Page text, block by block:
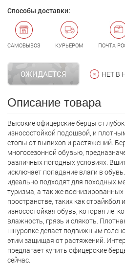
Способы доставки:
САМОВЫВОЗ КУРЬЕРОМ ПОЧТА
ОЖИДАЕТСЯ НЕТ В
Описание товара
Высокие офицерские берцы с
износостойкой подошвой, и
стопы от вывихов и растяжений.
многосезонной обувью,
различных погодных условиях.
исключает попадание влаги в
идеально подходят для походных
туризма, а так же
пространстве, таких как страйкбол
износостойкая обувь, которая
влажность, грязь и слякоть.
шнуровке делает подвижным
этим защищая от растяжений.
предлагает кyпить офицерские
сейчас.